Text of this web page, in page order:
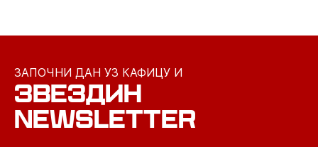
ЗАПОЧНИ ДАН УЗ КАФИЦУ И
ЗВЕЗДИН
NEWSLETTER